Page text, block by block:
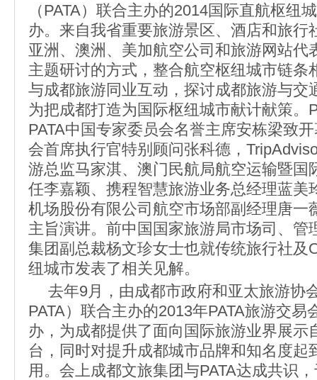
（PATA）联合主办的2014国际直航枢纽
办。来自我省重要旅游景区、酒店和旅行
亚洲、澳洲、美加航空公司和旅游网站代
主题研讨的方式，整合航空枢纽城市链条
与成都旅游同业互动，探讨成都旅游与交
为把成都打造为国际枢纽城市献计献策。
PATA中国专家委员会名誉主席安栋梁致
会首席执行官特别顾问张科德，
游总监马家淇、澳门民航局航空运输暨国
任李嘉颖、携程智慧旅游业务总经理蓝美
机场股份有限公司航空市场部副经理唐一
主旨演讲。前中国国家旅游局市场司、管
集团副总裁杨文珍女士也就传统旅行社及
纽城市发表了相关见解。
去年9月，由成都市政府和亚太旅游协
PATA）联合主办的2013年PATA旅游交易
办，为成都提供了面向国际旅游业界展示
台，同时对提升成都城市品牌和知名度起
用。会上成都文旅集团与PATA达成共识